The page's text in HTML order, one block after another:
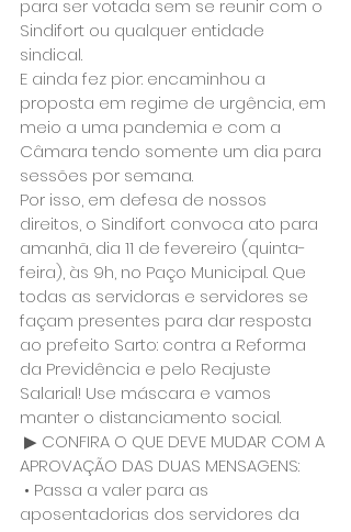
para ser votada sem se reunir com o
Sindifort ou qualquer entidade
sindical.
E ainda fez pior: encaminhou a
proposta em regime de urgência, em
meio a uma pandemia e com a
Câmara tendo somente um dia para
sessões por semana.
Por isso, em defesa de nossos
direitos, o Sindifort convoca ato para
amanhã, dia 11 de fevereiro (quinta-
feira), às 9h, no Paço Municipal. Que
todas as servidoras e servidores se
façam presentes para dar resposta
ao prefeito Sarto: contra a Reforma
da Previdência e pelo Reajuste
Salarial! Use máscara e vamos
manter o distanciamento social.
APROVAÇÃO DAS DUAS MENSAGENS:
aposentadorias dos servidores da